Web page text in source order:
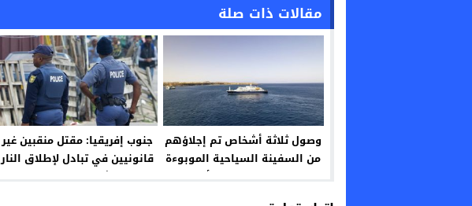
مقالات ذات صلة
وصول ثلاثة أشخاص تم إجلاؤهم
من السفينة السياحية الموبوءة
بفيروس هانتا إلى أوروبا
جنوب إفريقيا: مقتل منقبين غير
قانونيين في تبادل لإطلاق النار
مع الشرطة بكارلتونفيل